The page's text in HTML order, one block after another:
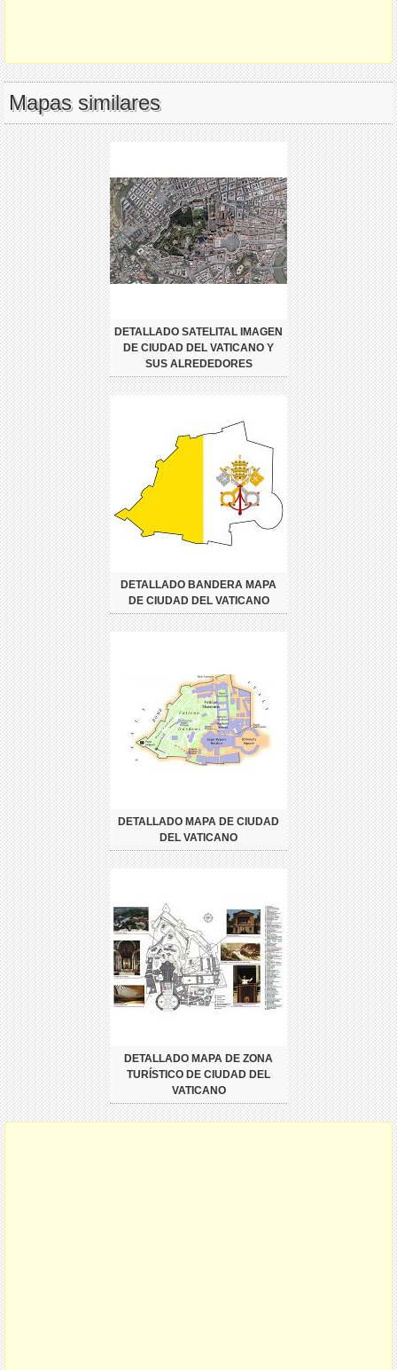
Mapas similares
DETALLADO SATELITAL IMAGEN
DE CIUDAD DEL VATICANO Y
SUS ALREDEDORES
DETALLADO BANDERA MAPA
DE CIUDAD DEL VATICANO
DETALLADO MAPA DE CIUDAD
DEL VATICANO
DETALLADO MAPA DE ZONA
TURÍSTICO DE CIUDAD DEL
VATICANO